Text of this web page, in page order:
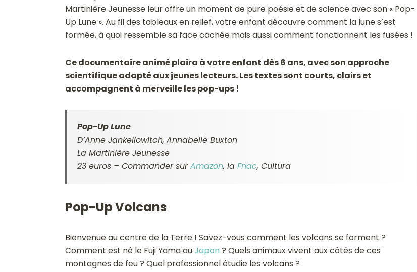
Martinière Jeunesse leur offre un moment de pure poésie et de science avec son « Pop-
Up Lune ». Au fil des tableaux en relief, votre enfant découvre comment la lune s’est
formée, à quoi ressemble sa face cachée mais aussi comment fonctionnent les fusées !
Ce documentaire animé plaira à votre enfant dès 6 ans, avec son approche
scientifique adapté aux jeunes lecteurs. Les textes sont courts, clairs et
accompagnent à merveille les pop-ups !
Pop-Up Lune
D’Anne Jankeliowitch, Annabelle Buxton
La Martinière Jeunesse
23 euros – Commander surAmazon, la Fnac, Cultura
Pop-Up Volcans
Bienvenue au centre de la Terre ! Savez-vous comment les volcans se forment ?
Comment est né le Fuji Yama auJapon ? Quels animaux vivent aux côtés de ces
montagnes de feu ? Quel professionnel étudie les volcans ?